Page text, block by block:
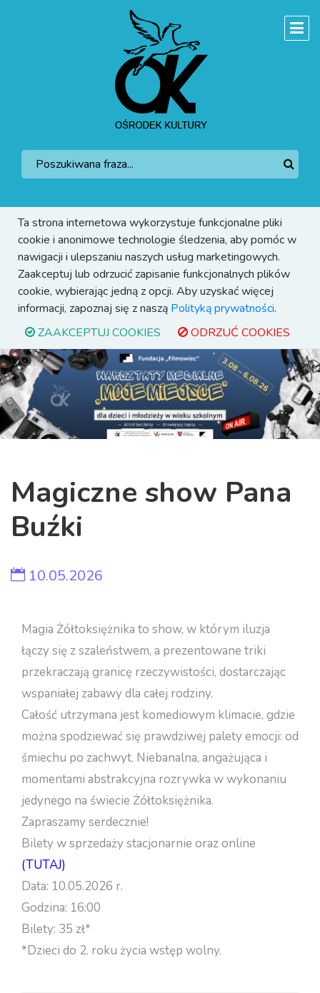
Ta strona internetowa wykorzystuje funkcjonalne pliki
cookie i anonimowe technologie śledzenia, aby pomóc w
nawigacji i ulepszaniu naszych usług marketingowych.
Zaakceptuj lub odrzucić zapisanie funkcjonalnych plików
cookie, wybierając jedną z opcji. Aby uzyskać więcej
informacji, zapoznaj się z naszą Polityką prywatności.
ZAAKCEPTUJ COOKIES
ODRZUĆ COOKIES
Previous Next
Magiczne show Pana
Buźki
10.05.2026
Magia Żółtoksiężnika to show, w którym iluzja
łączy się z szaleństwem, a prezentowane triki
przekraczają granicę rzeczywistości, dostarczając
wspaniałej zabawy dla całej rodziny.
Całość utrzymana jest komediowym klimacie, gdzie
można spodziewać się prawdziwej palety emocji: od
śmiechu po zachwyt. Niebanalna, angażująca i
momentami abstrakcyjna rozrywka w wykonaniu
jedynego na świecie Żółtoksiężnika.
Zapraszamy serdecznie!
Bilety w sprzedaży stacjonarnie oraz online
(TUTAJ)
Data: 10.05.2026 r.
Godzina: 16:00
Bilety: 35 zł*
*Dzieci do 2. roku życia wstęp wolny.